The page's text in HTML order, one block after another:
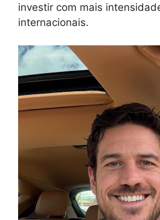
investir com mais
internacionais.